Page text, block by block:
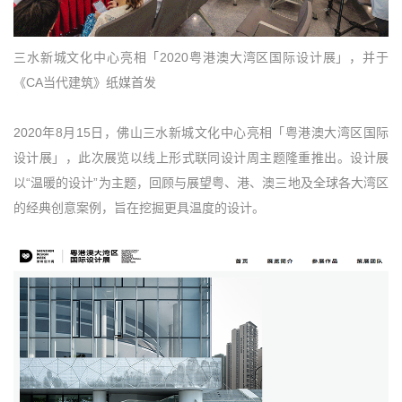
三水新城文化中心亮相「2020粤港澳大湾区国际设计展」，并于
《CA当代建筑》纸媒首发
2020年8月15日，佛山三水新城文化中心亮相「粤港澳大湾区国际
设计展」，此次展览以线上形式联同设计周主题隆重推出。设计展
以“温暖的设计”为主题，回顾与展望粤、港、澳三地及全球各大湾区
的经典创意案例，旨在挖掘更具温度的设计。